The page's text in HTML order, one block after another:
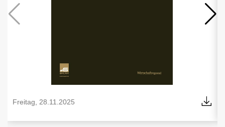
Freitag, 28.11.2025